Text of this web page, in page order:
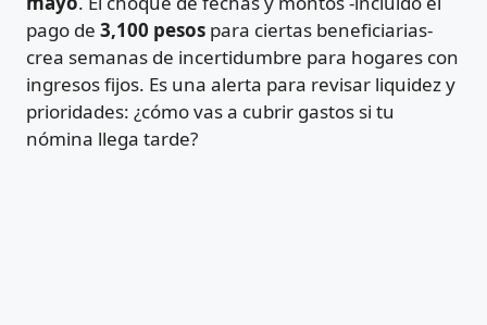
pago de 3,100 pesos para ciertas beneficiarias-
crea semanas de incertidumbre para hogares con
ingresos fijos. Es una alerta para revisar liquidez y
prioridades: ¿cómo vas a cubrir gastos si tu
nómina llega tarde?